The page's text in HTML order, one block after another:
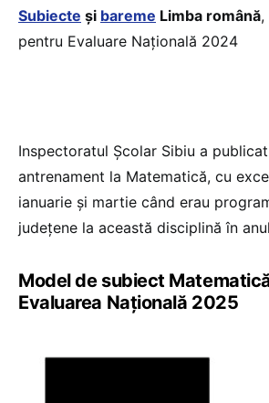
Subiecte și bareme Limba română,
pentru Evaluare Națională 2024
Inspectoratul Școlar Sibiu a
antrenament la Matematică, cu
ianuarie și martie când erau
județene la această disciplină în
Model de subiect
Evaluarea Națională 2025